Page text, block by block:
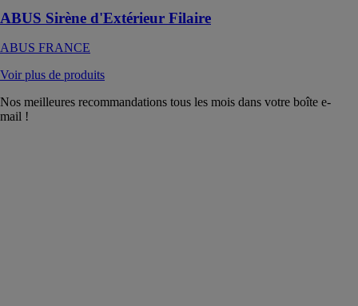
ABUS Sirène d'Extérieur Filaire
ABUS FRANCE
Voir plus de produits
Nos meilleures recommandations tous les mois dans votre boîte e-
mail !